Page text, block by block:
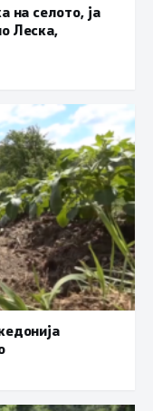
на селото, ја
Леска,